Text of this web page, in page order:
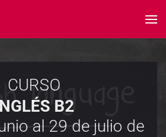
CURSO
B2
al 29 de julio de